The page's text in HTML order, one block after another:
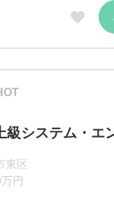
級システム・エ
東区
円